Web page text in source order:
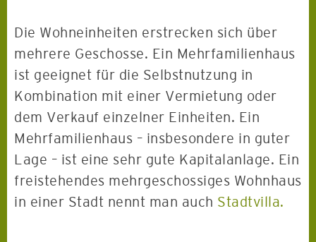
Die Wohneinheiten erstrecken sich über
mehrere Geschosse. Ein Mehrfamilienhaus
ist geeignet für die Selbstnutzung in
Kombination mit einer Vermietung oder
dem Verkauf einzelner Einheiten. Ein
Mehrfamilienhaus – insbesondere in guter
Lage – ist eine sehr gute Kapitalanlage. Ein
freistehendes mehrgeschossiges Wohnhaus
in einer Stadt nennt man auch Stadtvilla.